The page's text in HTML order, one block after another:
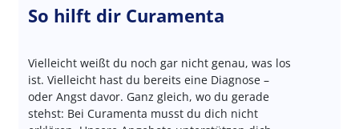
So hilft dir Curamenta
Vielleicht weißt du noch gar nicht genau, was los
ist. Vielleicht hast du bereits eine Diagnose –
oder Angst davor. Ganz gleich, wo du gerade
stehst: Bei Curamenta musst du dich nicht